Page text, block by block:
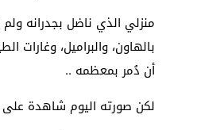
منزلي الذي ناضل بجدرانه
بالهاون، والبراميل، وغارات
أن دُمر بمعظمه ..
لكن صورته اليوم شاهدة على